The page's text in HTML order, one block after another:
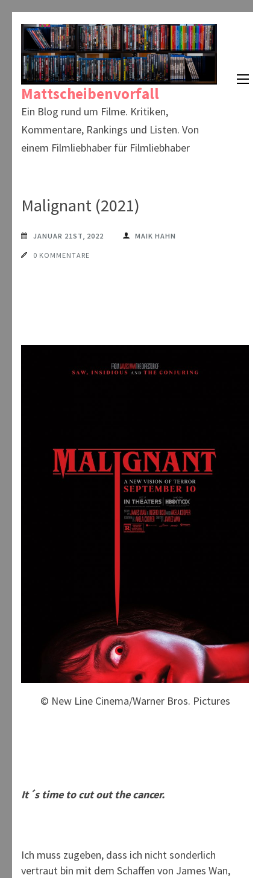
springen
(Enter
drücken)
Mattscheibenvorfall
Ein Blog rund um Filme. Kritiken,
Kommentare, Rankings und Listen. Von
einem Filmliebhaber für Filmliebhaber
Malignant (2021)
JANUAR 21ST, 2022 MAIK HAHN
0 KOMMENTARE
© New Line Cinema/Warner Bros. Pictures
It´s time to cut out the cancer.
Ich muss zugeben, dass ich nicht sonderlich
vertraut bin mit dem Schaffen von James Wan,